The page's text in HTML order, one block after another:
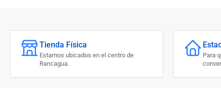
Tienda Física
Estamos ubicados en el centro de
Rancagua.
Para